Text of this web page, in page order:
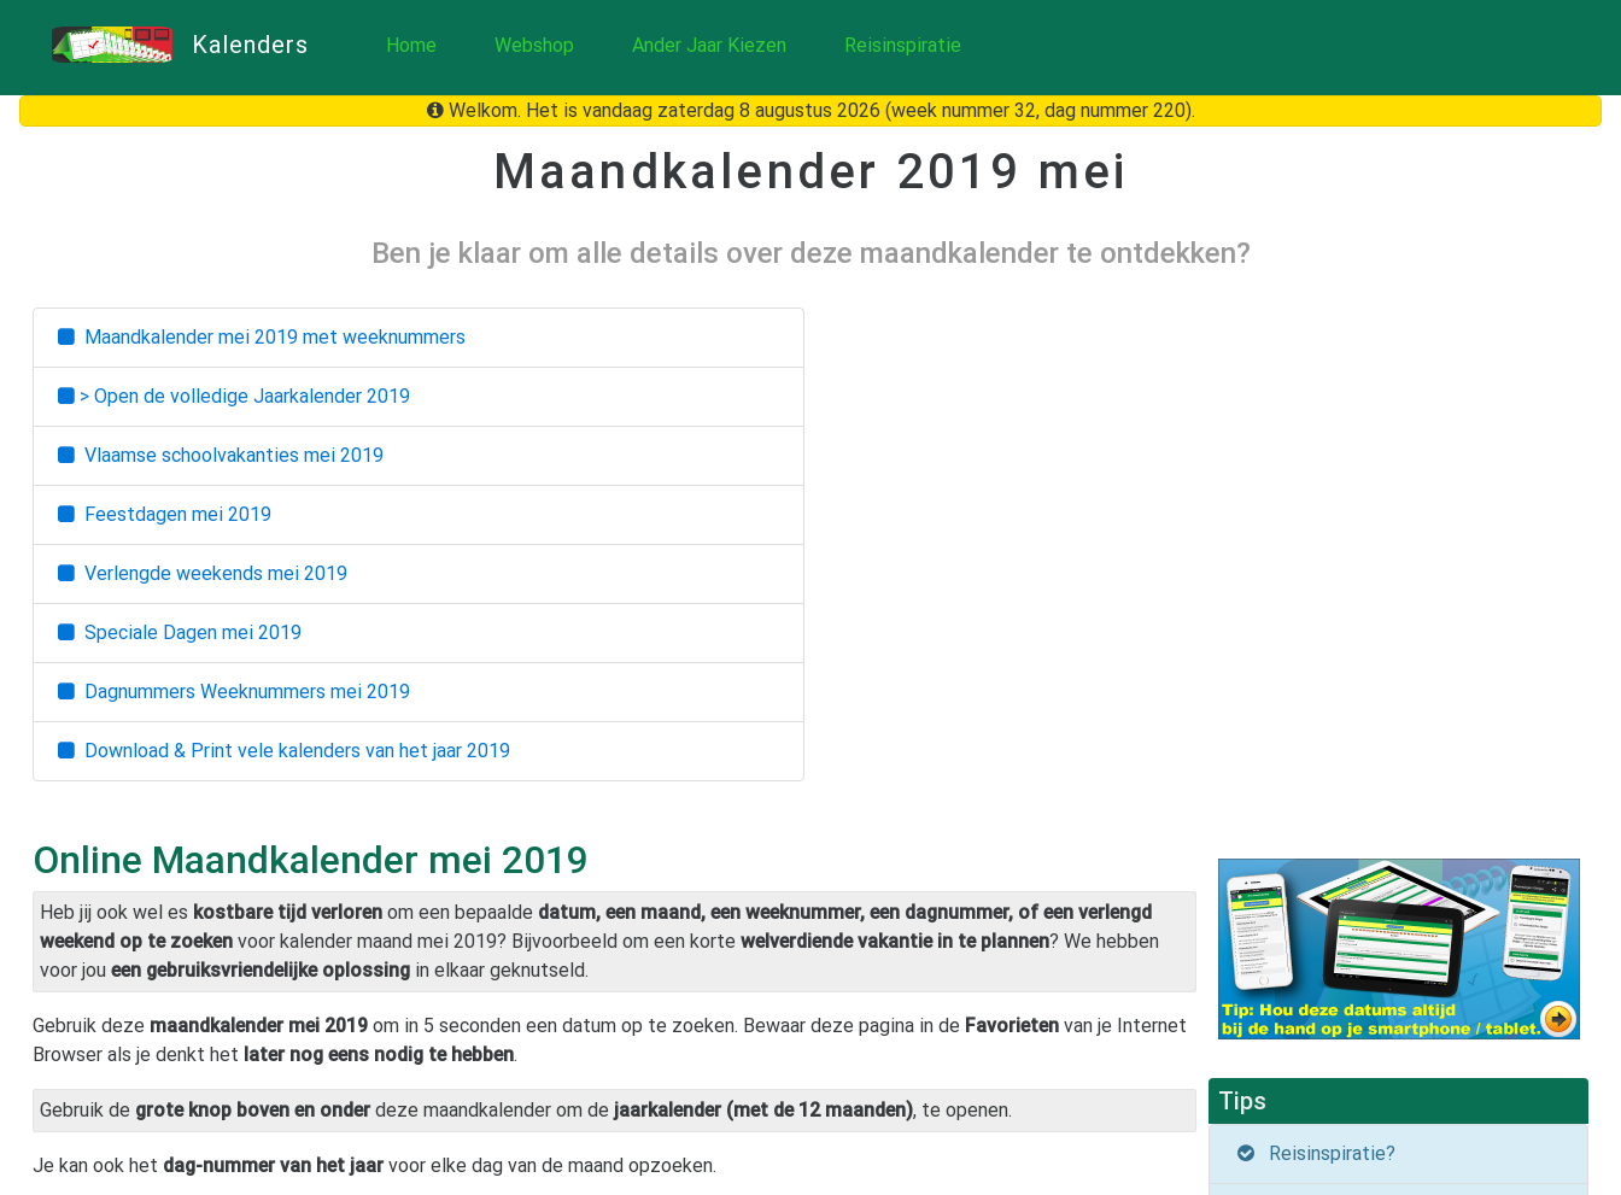
Kalenders Home Webshop Ander Jaar Kiezen Reisinspiratie
Welkom. Het is vandaag zaterdag 8 augustus 2026 (week nummer 32, dag nummer 220).
Maandkalender 2019 mei
Ben je klaar om alle details over deze maandkalender te ontdekken?
Maandkalender mei 2019 met weeknummers
> Open de volledige Jaarkalender 2019
Vlaamse schoolvakanties mei 2019
Feestdagen mei 2019
Verlengde weekends mei 2019
Speciale Dagen mei 2019
Dagnummers Weeknummers mei 2019
Download & Print vele kalenders van het jaar 2019
Online Maandkalender mei 2019
Heb jij ook wel es kostbare tijd verloren om een bepaalde datum, een maand, een weeknummer, een dagnummer, of een verlengd
weekend op te zoeken voor kalender maand mei 2019? Bijvoorbeeld om een korte welverdiende vakantie in te plannen? We hebben
voor jou een gebruiksvriendelijke oplossing in elkaar geknutseld.
Gebruik deze maandkalender mei 2019 om in 5 seconden een datum op te zoeken. Bewaar deze pagina in de Favorieten van je Internet
Browser als je denkt het later nog eens nodig te hebben.
Gebruik de grote knop boven en onderdeze maandkalender om de jaarkalender (met de 12 maanden), te openen.
Je kan ook het dag-nummer van het jaarvoor elke dag van de maand opzoeken.
Tips
Reisinspiratie?